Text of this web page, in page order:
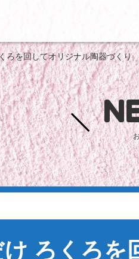
ろを回してオリジナル陶器づくり
ろくろを